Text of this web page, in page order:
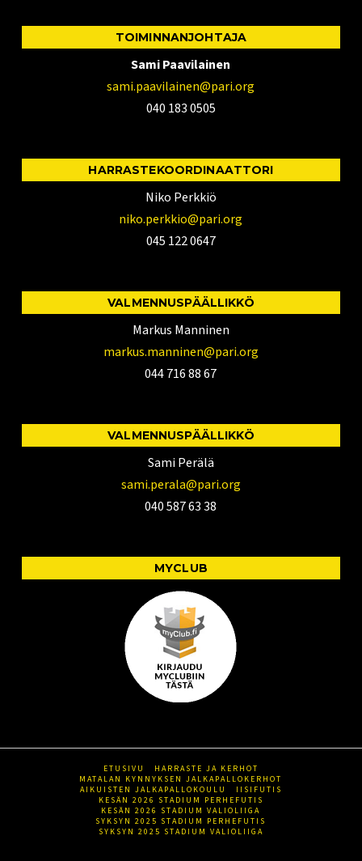
TOIMINNANJOHTAJA
Sami Paavilainen
sami.paavilainen@pari.org
040 183 0505
HARRASTEKOORDINAATTORI
Niko Perkkiö
niko.perkkio@pari.org
045 122 0647
VALMENNUSPÄÄLLIKKÖ
Markus Manninen
markus.manninen@pari.org
044 716 88 67
VALMENNUSPÄÄLLIKKÖ
Sami Perälä
sami.perala@pari.org
040 587 63 38
MYCLUB
ETUSIVU
HARRASTE JA KERHOT
MATALAN KYNNYKSEN JALKAPALLOKERHOT
AIKUISTEN JALKAPALLOKOULU
IISIFUTIS
KESÄN 2026 STADIUM PERHEFUTIS
KESÄN 2026 STADIUM VALIOLIIGA
SYKSYN 2025 STADIUM PERHEFUTIS
SYKSYN 2025 STADIUM VALIOLIIGA